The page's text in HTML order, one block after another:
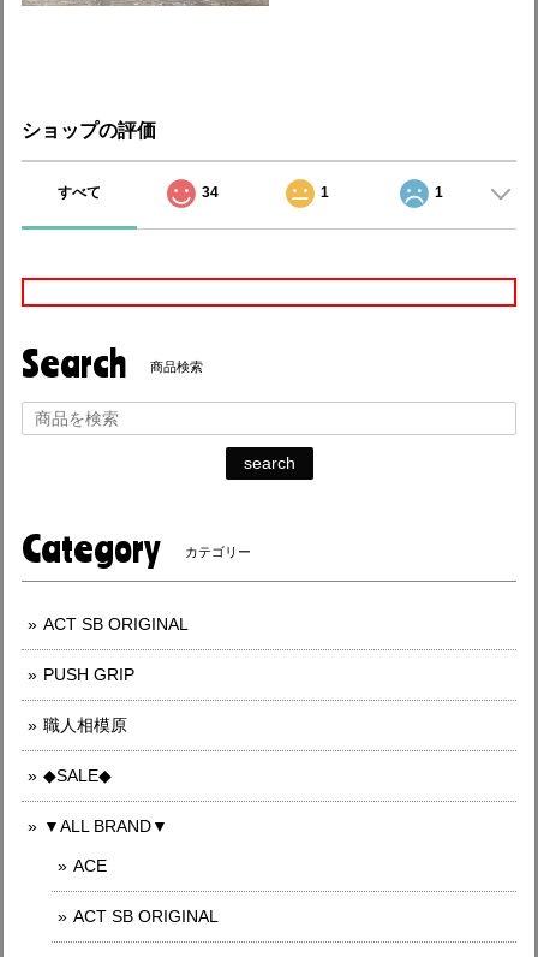
ショップの評価
すべて 34 1 1
Search 商品検索
search
Category カテゴリー
ACT SB ORIGINAL
PUSH GRIP
職人相模原
◆SALE◆
▼ALL BRAND▼
ACE
ACT SB ORIGINAL